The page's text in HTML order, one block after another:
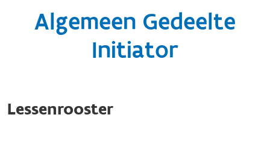
Algemeen Gedeelte
Initiator
Lessenrooster